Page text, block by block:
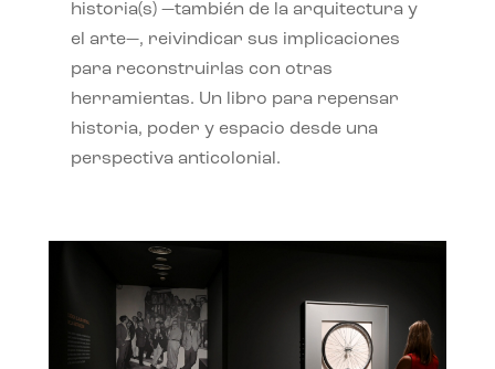
historia(s) —también de la arquitectura y
el arte—, reivindicar sus implicaciones
para reconstruirlas con otras
herramientas. Un libro para repensar
historia, poder y espacio desde una
perspectiva anticolonial.